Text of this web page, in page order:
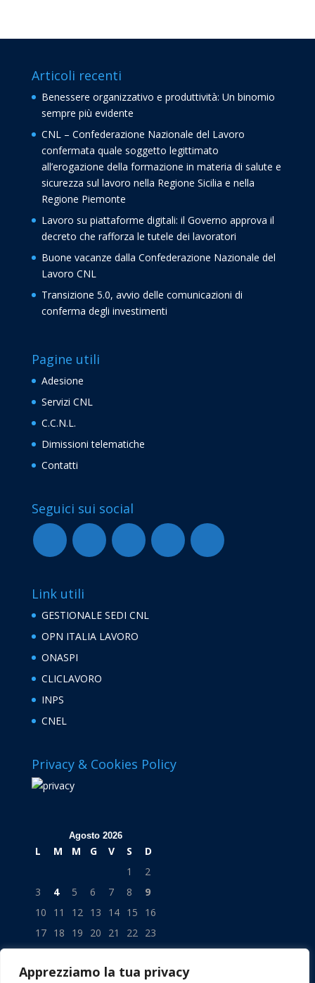
Apprezziamo la tua privacy
Articoli recenti
Benessere organizzativo e produttività: Un binomio
sempre più evidente
CNL – Confederazione Nazionale del Lavoro
confermata quale soggetto legittimato
all’erogazione della formazione in materia di salute e
sicurezza sul lavoro nella Regione Sicilia e nella
Regione Piemonte
Lavoro su piattaforme digitali: il Governo approva il
decreto che rafforza le tutele dei lavoratori
Buone vacanze dalla Confederazione Nazionale del
Lavoro CNL
Transizione 5.0, avvio delle comunicazioni di
conferma degli investimenti
Pagine utili
Adesione
Servizi CNL
C.C.N.L.
Dimissioni telematiche
Contatti
Seguici sui social
Link utili
GESTIONALE SEDI CNL
OPN ITALIA LAVORO
ONASPI
CLICLAVORO
INPS
CNEL
Privacy & Cookies Policy
Agosto 2026
L M M G V S
D
1
2
3
4 5 6 7 8
9
10
11 12 13 14 15
16
17 18 19 20 21 22
23
24 25 26 27 28 29 30
31